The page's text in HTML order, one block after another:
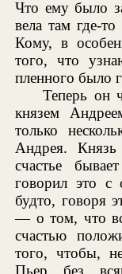
Что ему было
вела там где-
Кому, в
того, что
пленного было
Теперь он
князем
только
Андрея.
счастье
говорил это с
будто, говоря
— о том, что
счастью
того, чтобы,
Пьер без